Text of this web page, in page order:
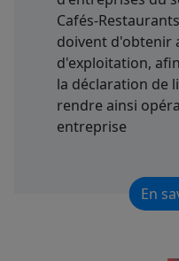
Cafés-
doivent d'obtenir
d'exploitation,
la déclaration de
rendre ainsi
entreprise
En